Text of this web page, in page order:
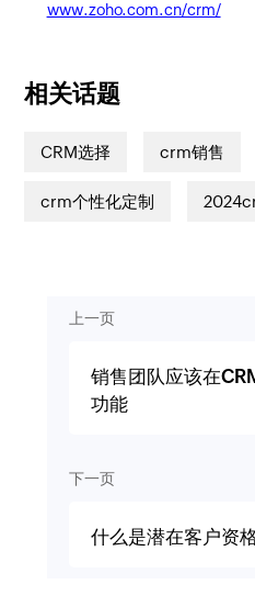
www.zoho.com.cn/crm/
相关话题
CRM选择 crm销售
crm个性化定制
上一页
销售团队应该在
功能
下一页
什么是潜在客户资